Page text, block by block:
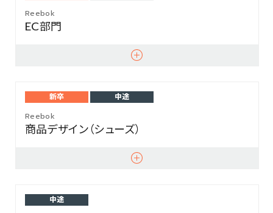
Reebok
EC部門
新卒
中途
Reebok
商品デザイン（シューズ）
中途